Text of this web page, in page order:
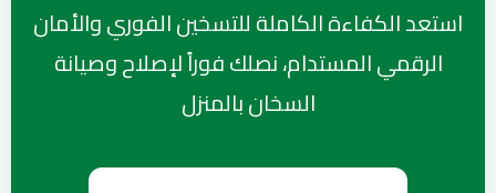
استعد الكفاءة الكاملة للتسخين الفوري والأمان
الرقمي المستدام، نصلك فوراً لإصلاح وصيانة
السخان بالمنزل